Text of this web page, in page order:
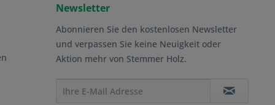
Newsletter
Abonnieren Sie den kostenlosen Newsletter
und verpassen Sie keine Neuigkeit oder
Aktion mehr von Stemmer Holz.